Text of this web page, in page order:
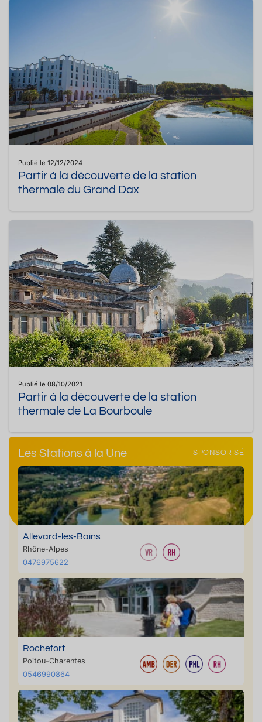
Publié le 12/12/2024
Partir à la découverte de la station
thermale du Grand Dax
Publié le 08/10/2021
Partir à la découverte de la station
thermale de La Bourboule
Les Stations à la Une SPONSORISÉ
Allevard-les-Bains
Rhône-Alpes
0476975622
Rochefort
Poitou-Charentes
0546990864